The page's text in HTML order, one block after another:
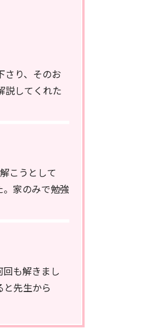
さり、そのお
説してくれた
こうとして
家のみで勉強
も解きまし
先生から